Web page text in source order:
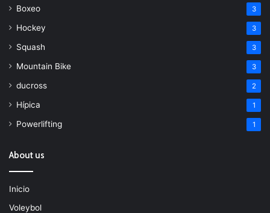
Boxeo 3
Hockey 3
Squash 3
Mountain Bike 3
ducross 2
Hípica 1
Powerlifting 1
About us
Inicio
Voleybol